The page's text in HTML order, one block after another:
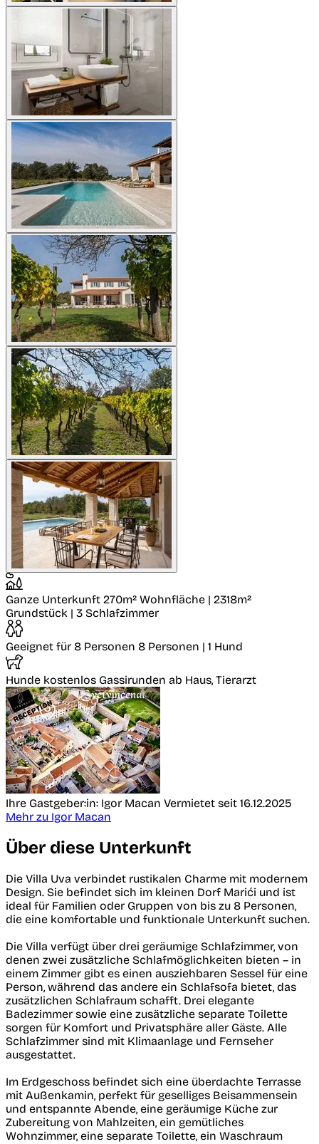
Ganze Unterkunft 270m² Wohnfläche | 2318m²
Grundstück | 3 Schlafzimmer
Geeignet für 8 Personen 8 Personen | 1 Hund
Hunde kostenlos Gassirunden ab Haus, Tierarzt
Ihre Gastgeber:in: Igor Macan Vermietet seit 16.12.2025
Mehr zu Igor Macan
Über diese Unterkunft
Die Villa Uva verbindet rustikalen Charme mit modernem
Design. Sie befindet sich im kleinen Dorf Marići und ist
ideal für Familien oder Gruppen von bis zu 8 Personen,
die eine komfortable und funktionale Unterkunft suchen.
Die Villa verfügt über drei geräumige Schlafzimmer, von
denen zwei zusätzliche Schlafmöglichkeiten bieten – in
einem Zimmer gibt es einen ausziehbaren Sessel für eine
Person, während das andere ein Schlafsofa bietet, das
zusätzlichen Schlafraum schafft. Drei elegante
Badezimmer sowie eine zusätzliche separate Toilette
sorgen für Komfort und Privatsphäre aller Gäste. Alle
Schlafzimmer sind mit Klimaanlage und Fernseher
ausgestattet.
Im Erdgeschoss befindet sich eine überdachte Terrasse
mit Außenkamin, perfekt für geselliges Beisammensein
und entspannte Abende, eine geräumige Küche zur
Zubereitung von Mahlzeiten, ein gemütliches
Wohnzimmer, eine separate Toilette, ein Waschraum